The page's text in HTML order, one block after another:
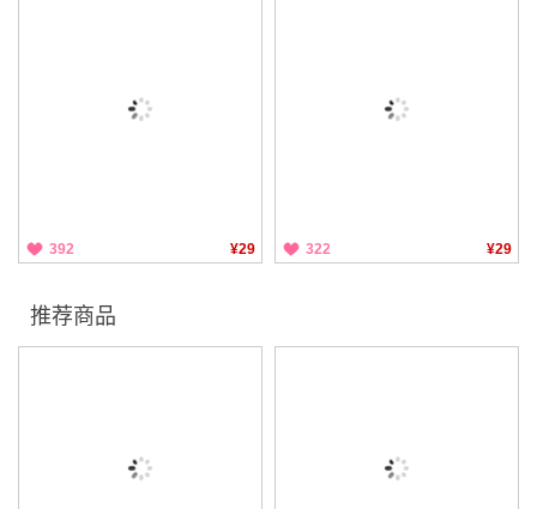
392 ¥29 322 ¥29
推荐商品